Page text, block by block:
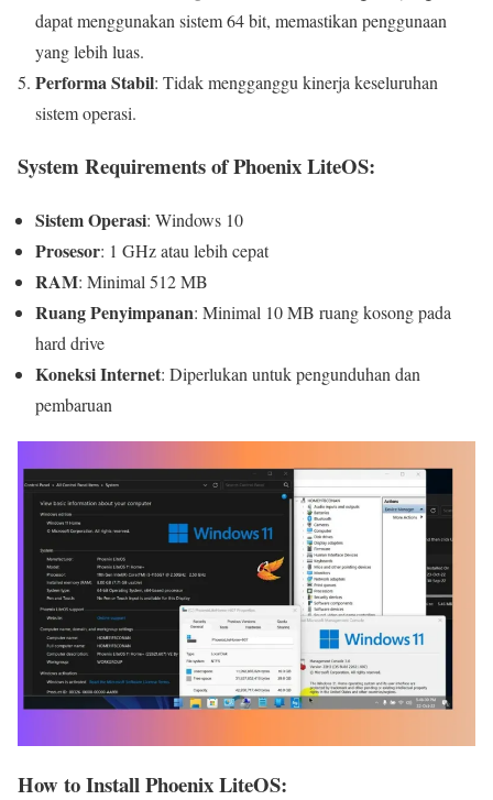
dapat menggunakan sistem 64 bit, memastikan penggunaan
yang lebih luas.
Performa Stabil: Tidak mengganggu kinerja keseluruhan
sistem operasi.
System Requirements of Phoenix LiteOS:
Sistem Operasi: Windows 10
Prosesor: 1 GHz atau lebih cepat
RAM: Minimal 512 MB
Ruang Penyimpanan: Minimal 10 MB ruang kosong pada
hard drive
Koneksi Internet: Diperlukan untuk pengunduhan dan
pembaruan
How to Install Phoenix LiteOS: